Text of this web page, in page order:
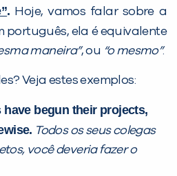
. Hoje, vamos falar sobre a
português, ela é equivalente
maneira”, ou “o mesmo”.
Veja estes exemplos:
begun their projects,
Todos os seus colegas
você deveria fazer o
nenhuma unidade
ou bairro que
digitou.